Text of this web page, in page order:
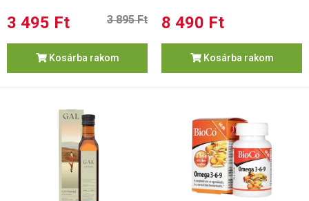
3 495 Ft 3 895 Ft
Kosárba rakom
8 490 Ft
Kosárba rakom